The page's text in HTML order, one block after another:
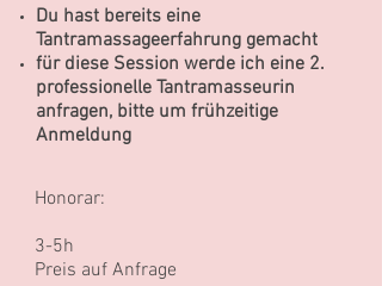
Du hast bereits eine
Tantramassageerfahrung gemacht
für diese Session werde ich eine 2.
professionelle Tantramasseurin
anfragen, bitte um frühzeitige
Anmeldung
Honorar:
3-5h
Preis auf Anfrage